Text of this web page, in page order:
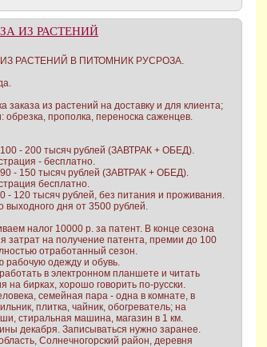
ИЗ РАСТЕНИЙ
РАСТЕНИЙ В ПИТОМНИК РУСРОЗА.
заказа из растений на доставку и для клиента;
обрезка, прополка, переноска саженцев.
- 200 тысяч рублей (ЗАВТРАК + ОБЕД).
- бесплатно.
- 150 тысяч рублей (ЗАВТРАК + ОБЕД).
бесплатно.
- 120 тысяч рублей, без питания и проживания.
выходного дня от 3500 рублей.
налог 10000 р. за патент. В конце сезона
затрат на получение патента, премии до 100
отработанный сезон.
одежду и обувь.
в электронном планшете и читать
на бирках, хорошо говорить по-русски.
семейная пара - одна в комнате, в
плитка, чайник, обогреватель; на
стиральная машина, магазин в 1 км.
декабря. Записываться нужно заранее.
Солнечногорский район, деревня